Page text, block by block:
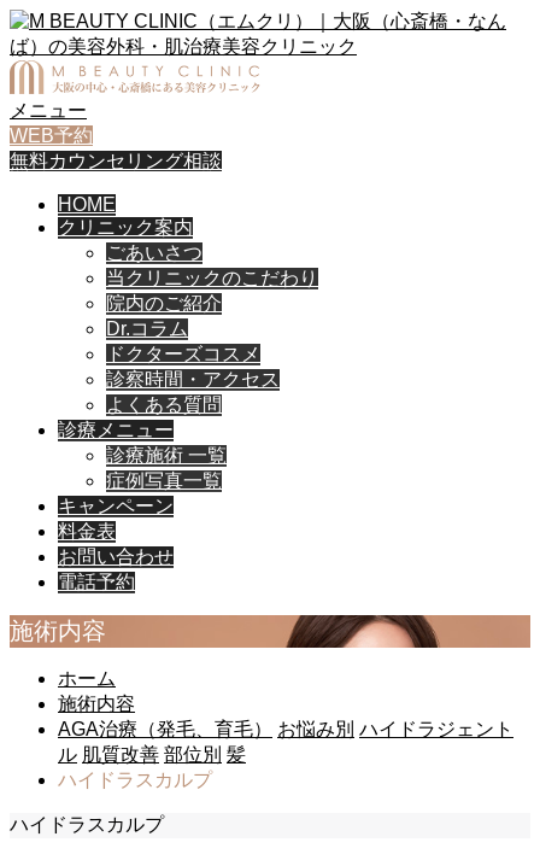
メニュー
WEB予約
無料カウンセリング相談
HOME
クリニック案内
ごあいさつ
当クリニックのこだわり
院内のご紹介
Dr.コラム
ドクターズコスメ
診察時間・アクセス
よくある質問
診療メニュー
診療施術 一覧
症例写真一覧
キャンペーン
料金表
お問い合わせ
電話予約
施術内容
ホーム
施術内容
AGA治療（発毛、育毛）
お悩み別 ハイドラジェント
ル 肌質改善 部位別 髪
ハイドラスカルプ
ハイドラスカルプ